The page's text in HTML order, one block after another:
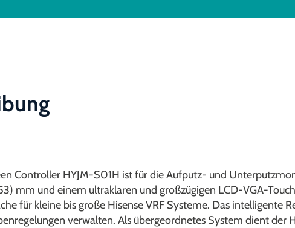
Controller HYJM-S01H ist für die Aufputz- und
mm und einem ultraklaren und großzügigen LCD-VGA-
für kleine bis große Hisense VRF Systeme. Das intelligente
verwalten. Als übergeordnetes System dient der